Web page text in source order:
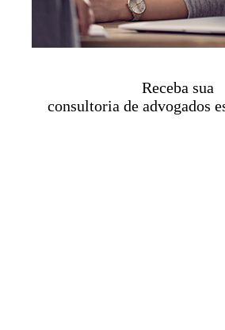
Receba sua
consultoria de advogados